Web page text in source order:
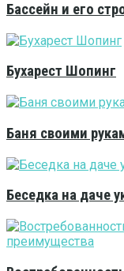
Бассейн и его
Бухарест Шопинг
Баня своими
Беседка на даче